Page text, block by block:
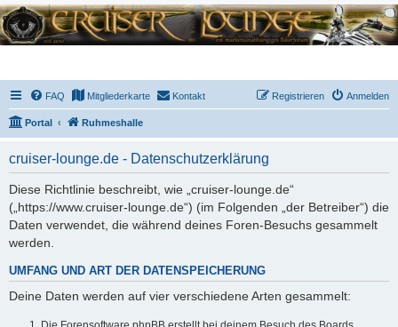
FAQ Mitgliederkarte Kontakt Anmelden
Registrieren
Portal Ruhmeshalle
cruiser-lounge.de - Datenschutzerklärung
Diese Richtlinie beschreibt, wie „cruiser-lounge.de“
(„https://www.cruiser-lounge.de“) (im Folgenden „der Betreiber“) die
Daten verwendet, die während deines Foren-Besuchs gesammelt
werden.
UMFANG UND ART DER DATENSPEICHERUNG
Deine Daten werden auf vier verschiedene Arten gesammelt: